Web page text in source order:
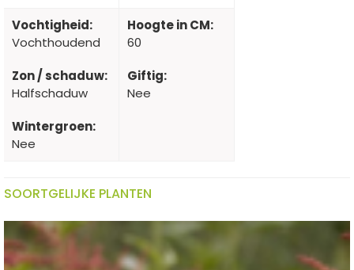
Vochtigheid:
Vochthoudend
Zon / schaduw:
Halfschaduw
Wintergroen:
Nee
Hoogte in CM:
60
Giftig:
Nee
SOORTGELIJKE PLANTEN